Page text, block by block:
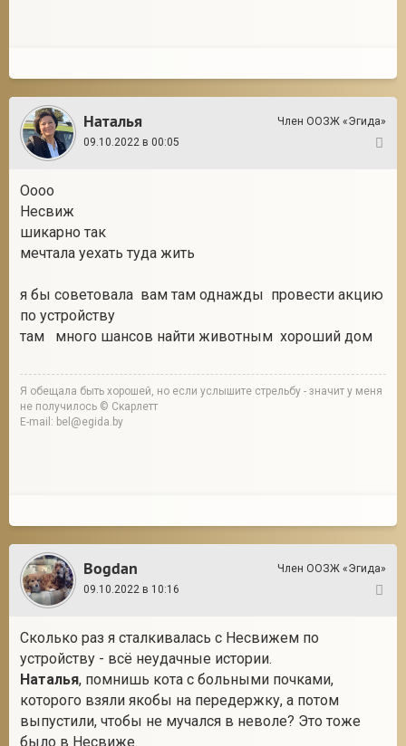
Наталья
Член ООЗЖ «Эгида»
09.10.2022 в 00:05
Оооо
Несвиж
шикарно так
мечтала уехать туда жить
я бы советовала вам там однажды провести акцию
по устройству
там много шансов найти животным хороший дом
Я обещала быть хорошей, но если услышите стрельбу - значит у меня
не получилось © Скарлетт
E-mail: bel@egida.by
Bogdan
Член ООЗЖ «Эгида»
09.10.2022 в 10:16
Сколько раз я сталкивалась с Несвижем по
устройству - всё неудачные истории.
Наталья, помнишь кота с больными почками,
которого взяли якобы на передержку, а потом
выпустили, чтобы не мучался в неволе? Это тоже
было в Несвиже.